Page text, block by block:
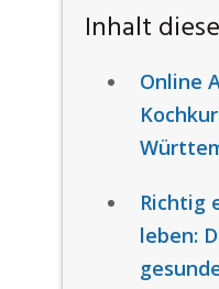
Inhalt
Online
Richtig
leben: